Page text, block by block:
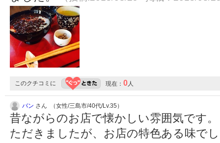
このクチコミに 現在： 0人
バン さん （女性/三島市/40代/Lv.35）
昔ながらのお店で懐かしい雰囲気です
ただきましたが、お店の特色ある味で